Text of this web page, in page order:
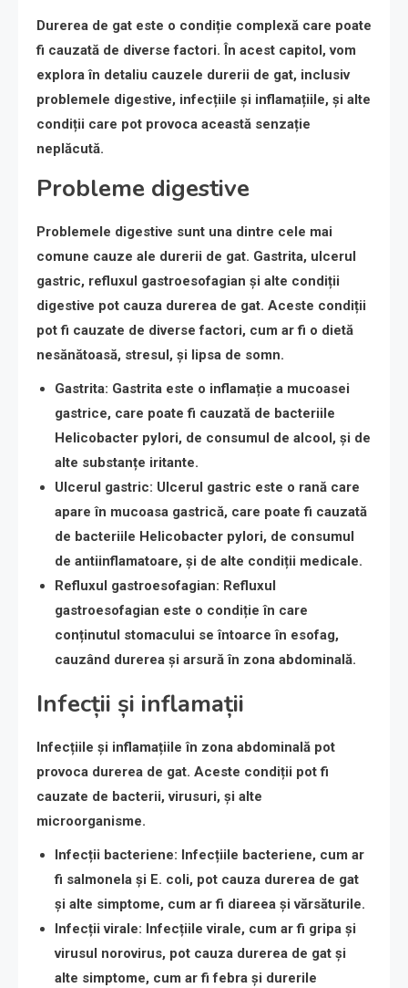
Durerea de gat este o condiție complexă care poate
fi cauzată de diverse factori. În acest capitol, vom
explora în detaliu cauzele durerii de gat, inclusiv
problemele digestive, infecțiile și inflamațiile, și alte
condiții care pot provoca această senzație
neplăcută.
Probleme digestive
Problemele digestive sunt una dintre cele mai
comune cauze ale durerii de gat. Gastrita, ulcerul
gastric, refluxul gastroesofagian și alte condiții
digestive pot cauza durerea de gat. Aceste condiții
pot fi cauzate de diverse factori, cum ar fi o dietă
nesănătoasă, stresul, și lipsa de somn.
Gastrita: Gastrita este o inflamație a mucoasei
gastrice, care poate fi cauzată de bacteriile
Helicobacter pylori, de consumul de alcool, și de
alte substanțe iritante.
Ulcerul gastric: Ulcerul gastric este o rană care
apare în mucoasa gastrică, care poate fi cauzată
de bacteriile Helicobacter pylori, de consumul
de antiinflamatoare, și de alte condiții medicale.
Refluxul gastroesofagian: Refluxul
gastroesofagian este o condiție în care
conținutul stomacului se întoarce în esofag,
cauzând durerea și arsură în zona abdominală.
Infecții și inflamații
Infecțiile și inflamațiile în zona abdominală pot
provoca durerea de gat. Aceste condiții pot fi
cauzate de bacterii, virusuri, și alte
microorganisme.
Infecții bacteriene: Infecțiile bacteriene, cum ar
fi salmonela și E. coli, pot cauza durerea de gat
și alte simptome, cum ar fi diareea și vărsăturile.
Infecții virale: Infecțiile virale, cum ar fi gripa și
virusul norovirus, pot cauza durerea de gat și
alte simptome, cum ar fi febra și durerile